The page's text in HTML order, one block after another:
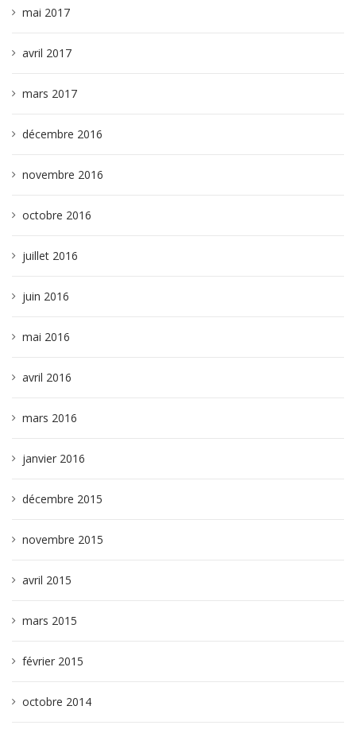
mai 2017
avril 2017
mars 2017
décembre 2016
novembre 2016
octobre 2016
juillet 2016
juin 2016
mai 2016
avril 2016
mars 2016
janvier 2016
décembre 2015
novembre 2015
avril 2015
mars 2015
février 2015
octobre 2014